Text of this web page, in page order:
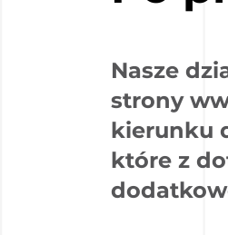
Nasze
strony
kierunku
które z